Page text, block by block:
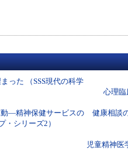
った （SSS現代の科学
心理臨
―精神保健サービスの
・シリーズ2）
健康相談
児童精神医